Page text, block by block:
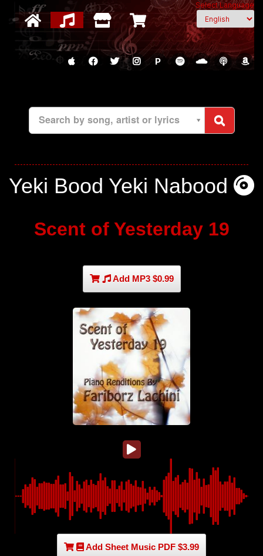
Select Language
P
Search by song, artist or lyrics
Yeki Bood Yeki Nabood
Scent of Yesterday 19
Add MP3 $0.99
Add Sheet Music PDF $3.99